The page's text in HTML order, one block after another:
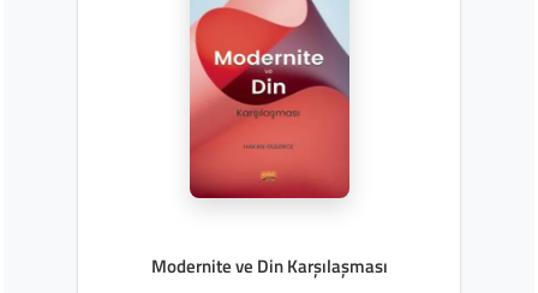
Modernite ve Din Karşılaşması